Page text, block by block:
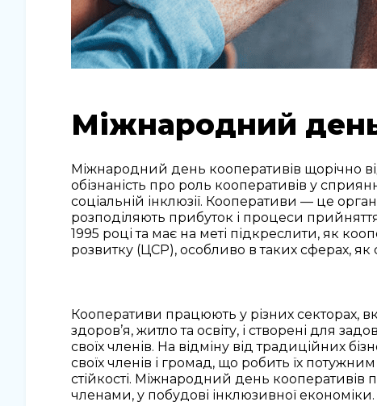
Міжнародний
Міжнародний день кооперативів щорічно
обізнаність про роль кооперативів у
соціальній інклюзії. Кооперативи — це
розподіляють прибуток і процеси
1995 році та має на меті підкреслити, як
розвитку (ЦСР), особливо в таких сферах, як
Кооперативи працюють у різних секторах,
здоров’я, житло та освіту, і створені для
своїх членів. На відміну від традиційних
своїх членів і громад, що робить їх
стійкості. Міжнародний день кооперативів
членами, у побудові інклюзивної економіки.